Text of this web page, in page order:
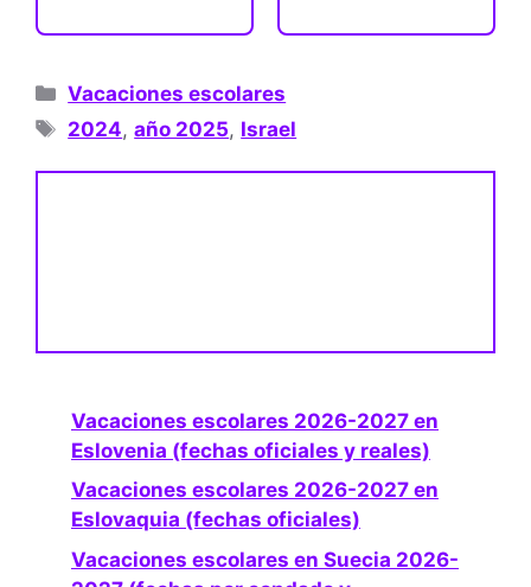
Categorías
Vacaciones escolares
Etiquetas
2024,año 2025, Israel
Vacaciones escolares 2026-2027 en
Eslovenia (fechas oficiales y reales)
Vacaciones escolares 2026-2027 en
Eslovaquia (fechas oficiales)
Vacaciones escolares en Suecia 2026-